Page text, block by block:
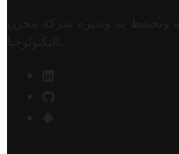
وتحتفظ به وتديره
شركة مخزن
التكنولوجيا